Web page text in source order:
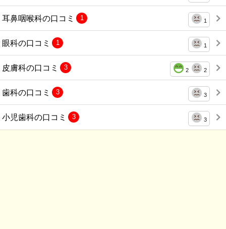
耳鼻咽喉科の口コミ 1
1
眼科の口コミ 1
1
皮膚科の口コミ 2 2
3
歯科の口コミ 3
3
小児歯科の口コミ 3
3